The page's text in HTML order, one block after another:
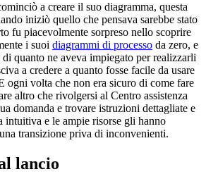
a creare il suo diagramma, questa
iniziò quello che pensava sarebbe stato
fu piacevolmente sorpreso nello scoprire
i suoi diagrammi di processo da zero, e
quanto ne aveva impiegato per realizzarli
a credere a quanto fosse facile da usare
ogni volta che non era sicuro di come fare
altro che rivolgersi al Centro assistenza
domanda e trovare istruzioni dettagliate e
intuitiva e le ampie risorse gli hanno
transizione priva di inconvenienti.
lancio